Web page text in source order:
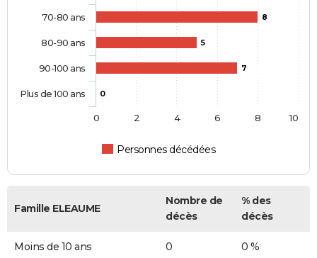
8
5
7
0
Personnes décédées
70-80 ans
80-90 ans
90-100 ans
Plus de 100 ans
0 2 4 6 8 10
Famille ELEAUME
Nombre de
décès
% des
décès
Moins de 10 ans 0 0 %